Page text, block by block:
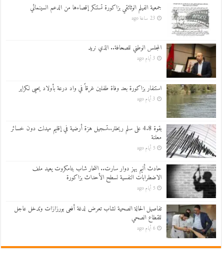
جمعية الفيلم الوثائقي بزاكورة تستنكر إقصاءها من الدعم السينمائي
23 ساعة ago
المجلس الوطني للصحافة.. الذي نريد
3 أيام ago
استنفار بزاكورة بعد وفاة طفلين غرقاً في واد درعة بأولاد يحيى لكراير
3 أيام ago
بقوة 4.8 على سلم ريختر..تسجيل هزة أرضية في إقليم ميدلت دون خسائر
معلنة
5 أيام ago
حادث أليم يهز دوار سارت.. انتحار شاب بتامكروت يعيد ملف
الاضطرابات النفسية لسطح الأحداث بزاكورة
5 أيام ago
تفاصيل الحالة الصحية لشاب تعرض لدغة أفعى بورزازات وتدخل عاجل
للقطاع الصحي
6 أيام ago